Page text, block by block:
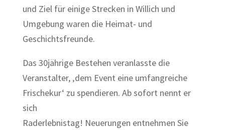
und Ziel für einige Strecken in Willich und
Umgebung waren die Heimat- und
Geschichtsfreunde.
Das 30jährige Bestehen veranlasste die
Veranstalter, ‚dem Event eine umfangreiche
Frischekur‘ zu spendieren. Ab sofort nennt er
sich
Raderlebnistag! Neuerungen entnehmen Sie